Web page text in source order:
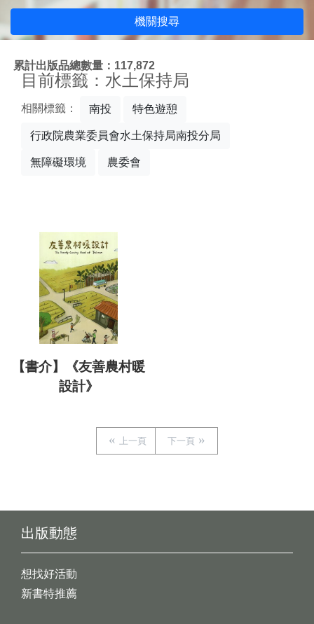
機關搜尋
累計出版品總數量：117,872
目前標籤：水土保持局
相關標籤： 南投 特色遊憩
行政院農業委員會水土保持局南投分局
無障礙環境 農委會
【書介】《友善農村暖
設計》
上一頁 下一頁
出版動態
想找好活動
新書特推薦